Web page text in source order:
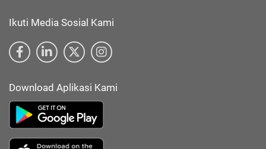
Ikuti Media Sosial Kami
Download Aplikasi Kami